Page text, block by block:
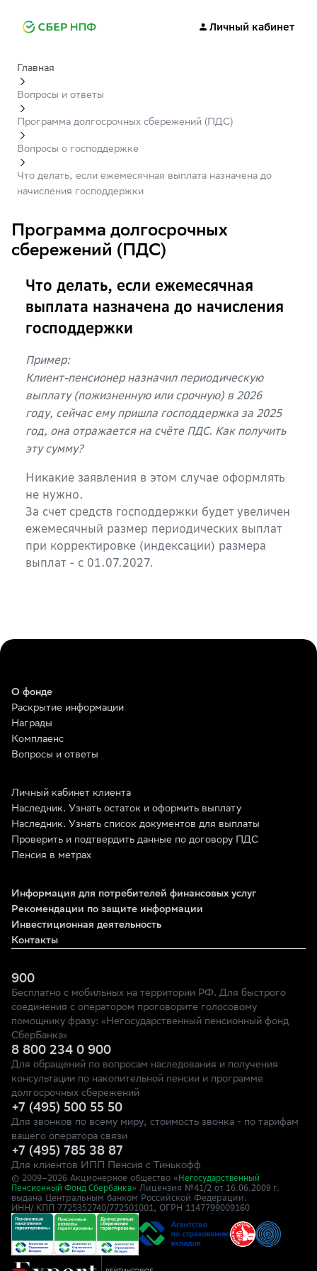
Личный кабинет
Главная
Вопросы и ответы
Программа долгосрочных сбережений (ПДС)
Вопросы о господдержке
Что делать, если ежемесячная выплата назначена до
начисления господдержки
Программа долгосрочных
сбережений (ПДС)
Что делать, если ежемесячная
выплата назначена до начисления
господдержки
Пример:
Клиент-пенсионер назначил периодическую
выплату (пожизненную или срочную) в 2026
году, сейчас ему пришла господдержка за 2025
год, она отражается на счёте ПДС. Как получить
эту сумму?
Никакие заявления в этом случае оформлять
не нужно.
За счет средств господдержки будет увеличен
ежемесячный размер периодических выплат
при корректировке (индексации) размера
выплат - с 01.07.2027.
О фонде
Раскрытие информации
Награды
Комплаенс
Вопросы и ответы
Личный кабинет клиента
Наследник. Узнать остаток и оформить выплату
Наследник. Узнать список документов для выплаты
Проверить и подтвердить данные по договору ПДС
Пенсия в метрах
Информация для потребителей финансовых услуг
Рекомендации по защите информации
Инвестиционная деятельность
Контакты
900
Бесплатно с мобильных на территории РФ. Для быстрого
соединения с оператором проговорите голосовому
помощнику фразу: «Негосударственный пенсионный фонд
СберБанка»
8 800 234 0 900
Для обращений по вопросам наследования и получения
консультации по накопительной пенсии и программе
долгосрочных сбережений
+7 (495) 500 55 50
Для звонков по всему миру, стоимость звонка - по тарифам
вашего оператора связи
+7 (495) 785 38 87
Для клиентов ИПП Пенсия с Тинькофф
© 2009–2026 Акционерное общество « Негосударственный
Пенсионный Фонд Сбербанка» Лицензия №41/2 от 16.06.2009 г.
выдана Центральным банком Российской Федерации.
ИНН/ КПП 7725352740/772501001, ОГРН 1147799009160